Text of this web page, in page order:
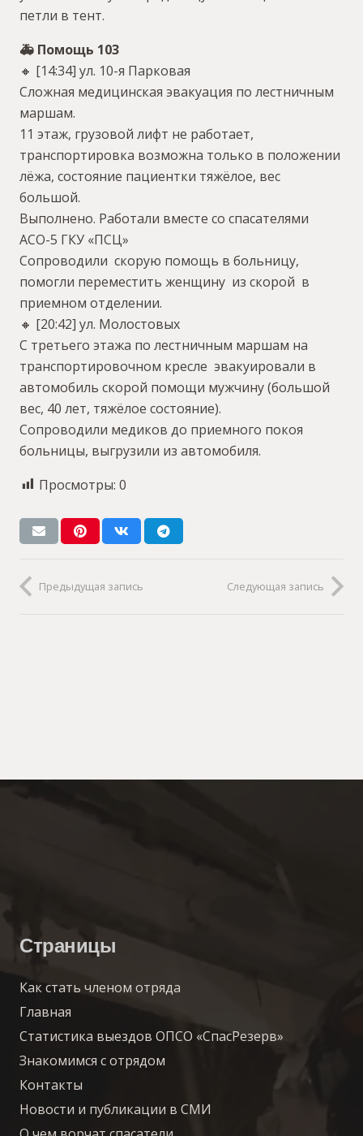
петли в тент.
🚑 Помощь 103
🔸 [14:34] ул. 10-я Парковая
Сложная медицинская эвакуация по лестничным
маршам.
11 этаж, грузовой лифт не работает,
транспортировка возможна только в положении
лёжа, состояние пациентки тяжёлое, вес
большой.
Выполнено. Работали вместе со спасателями
АСО-5 ГКУ «ПСЦ»
Сопроводили скорую помощь в больницу,
помогли переместить женщину из скорой в
приемном отделении.
🔸 [20:42] ул. Молостовых
С третьего этажа по лестничным маршам на
транспортировочном кресле эвакуировали в
автомобиль скорой помощи мужчину (большой
вес, 40 лет, тяжёлое состояние).
Сопроводили медиков до приемного покоя
больницы, выгрузили из автомобиля.
Просмотры: 0
Предыдущая запись Следующая запись
Страницы
Как стать членом отряда
Главная
Статистика выездов ОПСО «СпасРезерв»
Знакомимся с отрядом
Контакты
Новости и публикации в СМИ